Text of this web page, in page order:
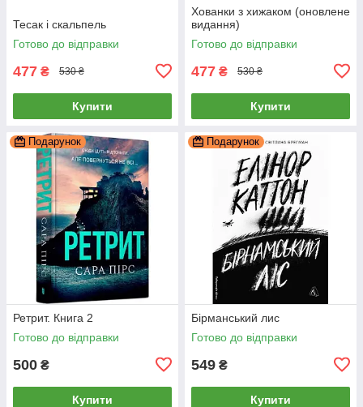
Тесак і скальпель
Готово до відправки
477 ₴ 530 ₴
Купити
Хованки з хижаком (оновлене
видання)
Готово до відправки
477 ₴ 530 ₴
Купити
Подарунок
Ретрит. Книга 2
Готово до відправки
500 ₴
Купити
Подарунок
Бірманський лис
Готово до відправки
549 ₴
Купити